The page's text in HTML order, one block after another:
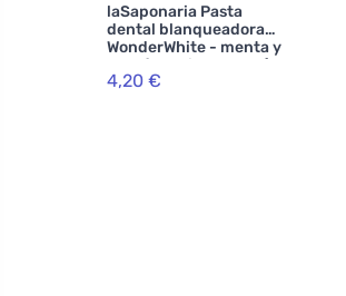
laSaponaria Pasta
dental blanqueadora
WonderWhite - menta y
carbón activado BIO (75
ml)
4,20 €